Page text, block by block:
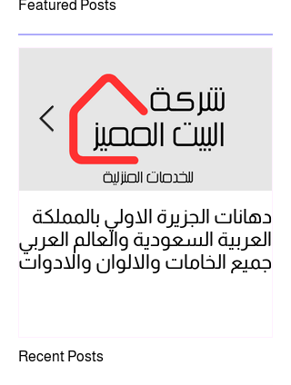
Featured Posts
دهانات الجزيرة الاولي بالمملكة
العربية السعودية والعالم العربي
جميع الخامات والالوان والادوات
Recent Posts